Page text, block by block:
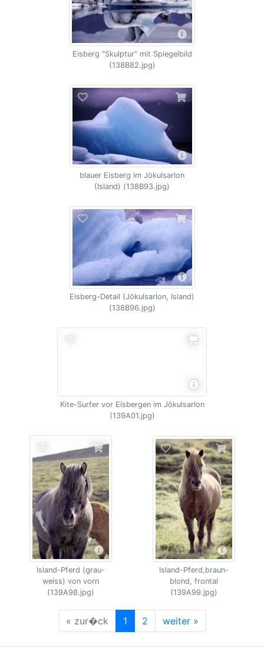
Eisberg "Skulptur" mit Spiegelbild
(138B82.jpg)
blauer Eisberg im Jökulsarlon
(Island) (138B93.jpg)
Eisberg-Detail (Jökulsarlon, Island)
(138B96.jpg)
Kite-Surfer vor Eisbergen im Jökulsarlon
(139A01.jpg)
Island-Pferd (grau-
weiss) von vorn
(139A98.jpg)
Island-Pferd,braun-
blond, frontal
(139A99.jpg)
« zur�ck 1 2 weiter »